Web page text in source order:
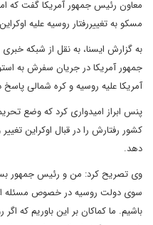
معاون رئیس جمهور آمریکا گفت که
مسکو به تغییررفتار روسیه علیه
به گزارش ایسنا، به نقل از شبکه
جمهور آمریکا در جریان سفرش به
آمریکا علیه روسیه و کره شمالی پاسخ
پنس ابراز امیدواری کرد که وضع
کشور رفتارش را در قبال اوکراین
دهد.
وی تصریح کرد: من و رئیس جمهور
سوی دولت روسیه در خصوص مسئله
باشیم. ما کماکان بر این باوریم که